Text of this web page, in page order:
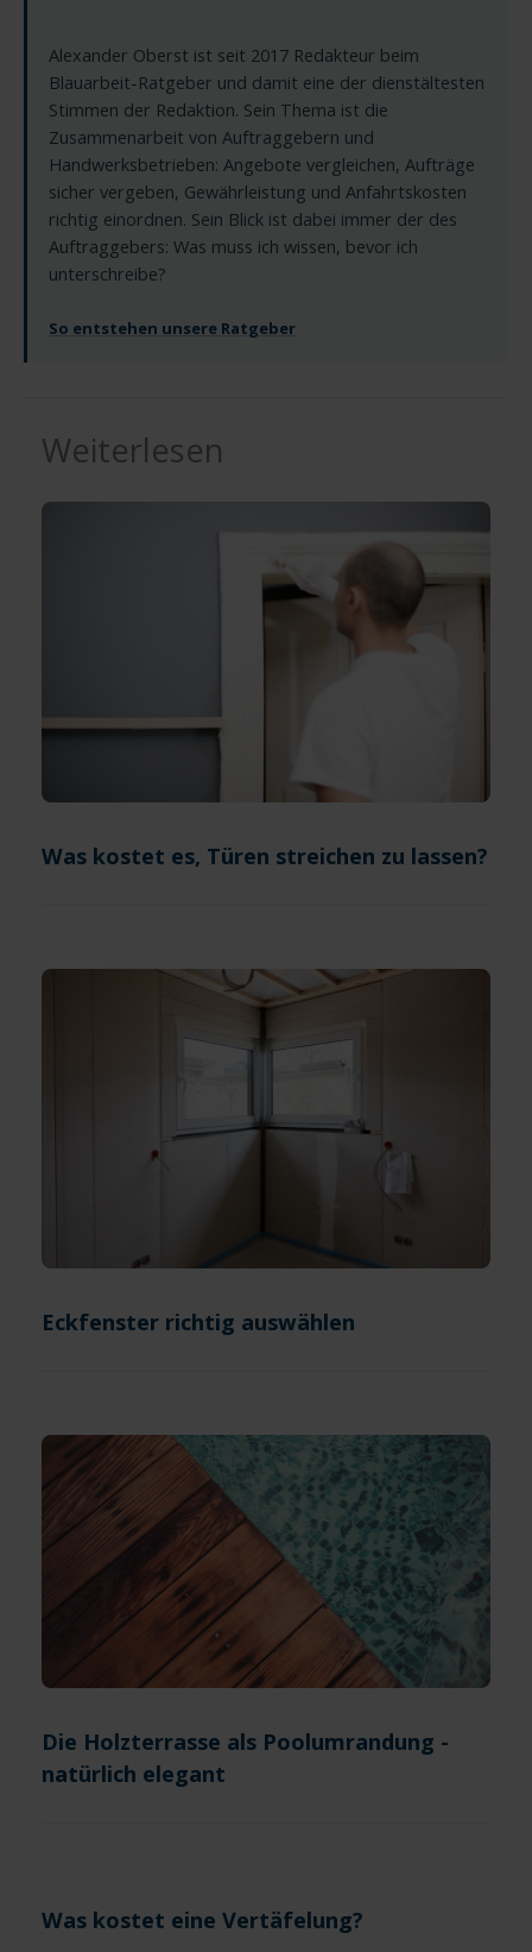
Alexander Oberst ist seit 2017 Redakteur beim
Blauarbeit-Ratgeber und damit eine der dienstältesten
Stimmen der Redaktion. Sein Thema ist die
Zusammenarbeit von Auftraggebern und
Handwerksbetrieben: Angebote vergleichen, Aufträge
sicher vergeben, Gewährleistung und Anfahrtskosten
richtig einordnen. Sein Blick ist dabei immer der des
Auftraggebers: Was muss ich wissen, bevor ich
unterschreibe?
So entstehen unsere Ratgeber
Weiterlesen
Was kostet es, Türen streichen zu lassen?
Eckfenster richtig auswählen
Die Holzterrasse als Poolumrandung -
natürlich elegant
Was kostet eine Vertäfelung?